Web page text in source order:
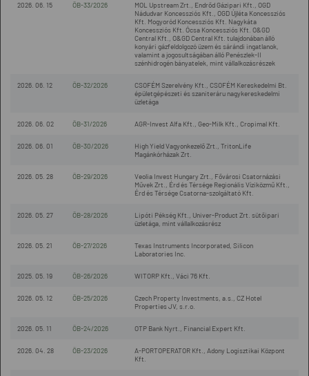
2026. 06. 15 ÖB-33/2026
MOL Upstream Zrt., Endrőd Gázipari Kft., OGD
Nádudvar Koncessziós Kft., OGD Újléta Koncessziós
Kft. Mogyoród Koncessziós Kft. Nagykáta
Koncessziós Kft. Ócsa Koncessziós Kft. O&GD
Central Kft., O&GD Central Kft. tulajdonában álló
konyári gázfeldolgozó üzem és sárándi ingatlanok,
valamint a jogosultságában álló Penészlek-II
szénhidrogén bányatelek, mint vállalkozásrészek
2026. 06. 12 ÖB-32/2026
CSOFÉM Szerelvény Kft., CSOFÉM Kereskedelmi Bt.
épületgépészeti és szaniteráru nagykereskedelmi
üzletága
2026. 06. 02 ÖB-31/2026 AGR-Invest Alfa Kft., Geo-Milk Kft., Cropimal Kft.
2026. 06. 01 ÖB-30/2026
High Yield Vagyonkezelő Zrt., TritonLife
Magánkórházak Zrt.
2026. 05. 28 ÖB-29/2026
Veolia Invest Hungary Zrt., Fővárosi Csatornázási
Művek Zrt., Érd és Térsége Regionális Víziközmű Kft.,
Érd és Térsége Csatorna-szolgáltató Kft.
2026. 05. 27 ÖB-28/2026
Lipóti Pékség Kft., Univer-Product Zrt. sütőipari
üzletága, mint vállalkozásrész
2026. 05. 21 ÖB-27/2026
Texas Instruments Incorporated, Silicon
Laboratories Inc.
2025. 05. 19 ÖB-26/2026 WITORP Kft., Váci 76 Kft.
2026. 05. 12 ÖB-25/2026
Czech Property Investments, a.s., CZ Hotel
Properties JV, s.r.o.
2026. 05. 11 ÖB-24/2026 OTP Bank Nyrt., Financial Expert Kft.
2026. 04. 28 ÖB-23/2026
A-PORTOPERATOR Kft., Adony Logisztikai Központ
Kft.